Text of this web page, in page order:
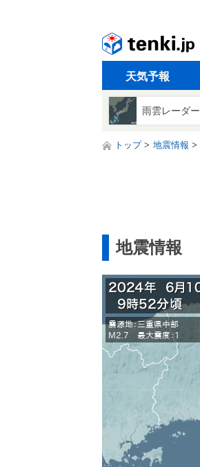
天気予報
雨雲レーダー
トップ 地震情報
地震情報